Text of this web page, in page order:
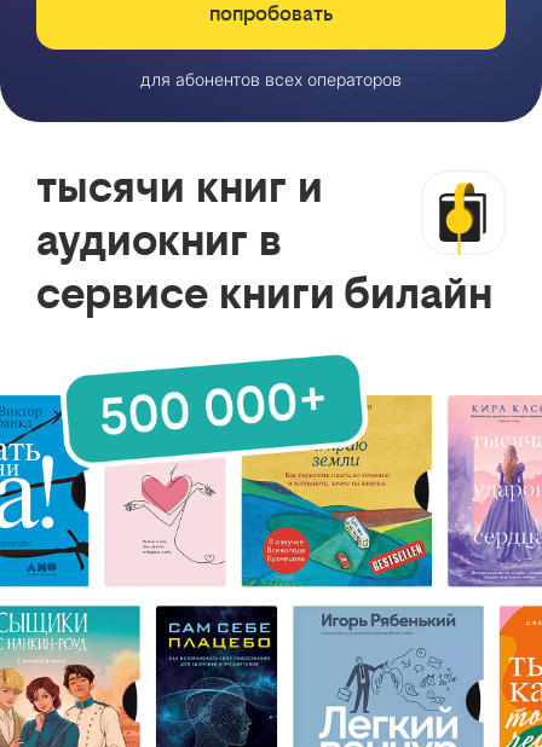
попробовать
для абонентов всех операторов
тысячи книг и
аудиокниг в
сервисе книги билайн